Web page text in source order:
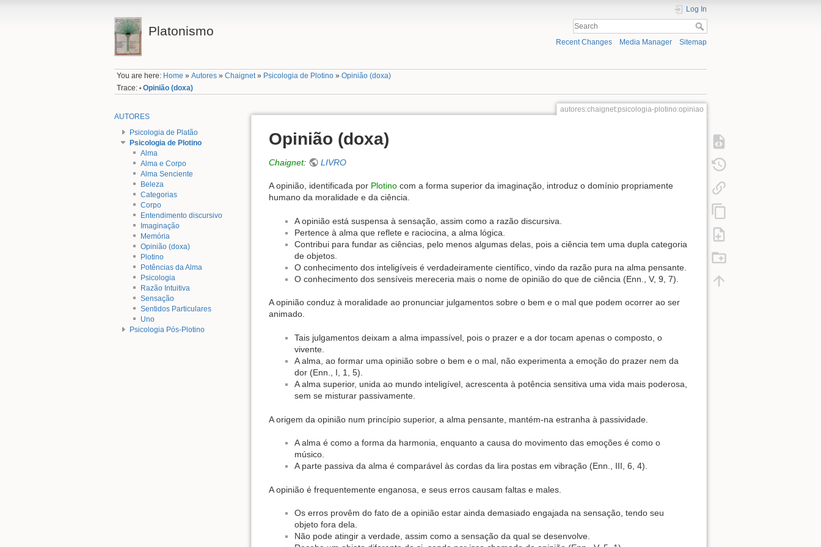
Platonismo
Log In
Recent Changes Media Manager Sitemap
You are here: Home »Autores »Chaignet» Psicologia de Plotino »Opinião (doxa)
Trace: • Opinião (doxa)
AUTORES
Psicologia de Platão
Psicologia de Plotino
Alma
Alma e Corpo
Alma Senciente
Beleza
Categorias
Corpo
Entendimento discursivo
Imaginação
Memória
Opinião (doxa)
Plotino
Potências da Alma
Psicologia
Razão Intuitiva
Sensação
Sentidos Particulares
Uno
Psicologia Pós-Plotino
autores:chaignet:psicologia-plotino:opiniao
Opinião (doxa)
Chaignet: LIVRO
A opinião, identificada por Plotino com a forma superior da imaginação, introduz o domínio propriamente
humano da moralidade e da ciência.
A opinião está suspensa à sensação, assim como a razão discursiva.
Pertence à alma que reflete e raciocina, a alma lógica.
Contribui para fundar as ciências, pelo menos algumas delas, pois a ciência tem uma dupla categoria
de objetos.
O conhecimento dos inteligíveis é verdadeiramente científico, vindo da razão pura na alma pensante.
O conhecimento dos sensíveis mereceria mais o nome de opinião do que de ciência (Enn., V, 9, 7).
A opinião conduz à moralidade ao pronunciar julgamentos sobre o bem e o mal que podem ocorrer ao ser
animado.
Tais julgamentos deixam a alma impassível, pois o prazer e a dor tocam apenas o composto, o
vivente.
A alma, ao formar uma opinião sobre o bem e o mal, não experimenta a emoção do prazer nem da
dor (Enn., I, 1, 5).
A alma superior, unida ao mundo inteligível, acrescenta à potência sensitiva uma vida mais poderosa,
sem se misturar passivamente.
A origem da opinião num princípio superior, a alma pensante, mantém-na estranha à passividade.
A alma é como a forma da harmonia, enquanto a causa do movimento das emoções é como o
músico.
A parte passiva da alma é comparável às cordas da lira postas em vibração (Enn., III, 6, 4).
A opinião é frequentemente enganosa, e seus erros causam faltas e males.
Os erros provêm do fato de a opinião estar ainda demasiado engajada na sensação, tendo seu
objeto fora dela.
Não pode atingir a verdade, assim como a sensação da qual se desenvolve.